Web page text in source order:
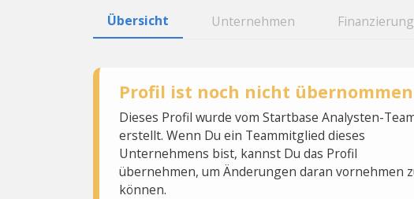
Übersicht Unternehmen Finanzierung
Profil ist noch nicht übernommen
Dieses Profil wurde vom Startbase Analysten-
erstellt. Wenn Du ein Teammitglied dieses
Unternehmens bist, kannst Du das Profil
übernehmen, um Änderungen daran vornehmen
können.